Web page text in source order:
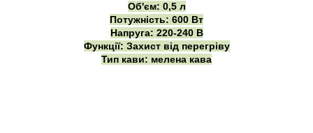
Об'єм: 0,5 л
Потужність: 600 Вт
Напруга: 220-240 В
Функції: Захист від перегріву
Тип кави: мелена кава